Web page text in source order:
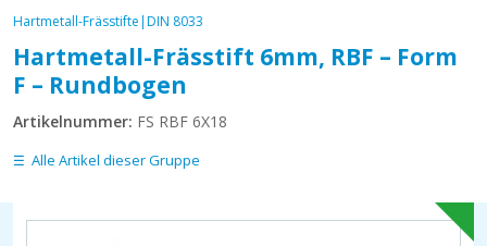
Hartmetall-Frässtifte|DIN 8033
Hartmetall-Frässtift 6mm, RBF – Form
F – Rundbogen
Artikelnummer: FS RBF 6X18
Alle Artikel dieser Gruppe